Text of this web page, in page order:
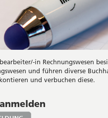
in Rechnungswesen
und führen diverse
und verbuchen diese.